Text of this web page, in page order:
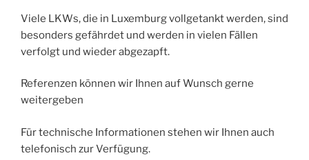
Viele LKWs, die in Luxemburg vollgetankt werden, sind
besonders gefährdet und werden in vielen Fällen
verfolgt und wieder abgezapft.
Referenzen können wir Ihnen auf Wunsch gerne
weitergeben
Für technische Informationen stehen wir Ihnen auch
telefonisch zur Verfügung.